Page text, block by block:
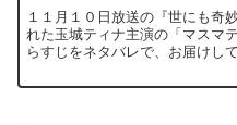
１１月１０日放送の『世にも奇
れた玉城ティナ主演の「マスマ
らすじをネタバレで、お届けしていき